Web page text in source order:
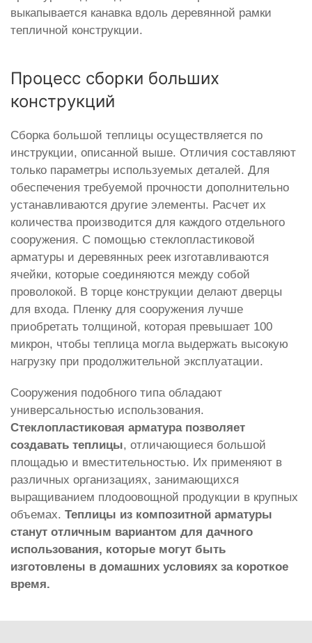
выкапывается канавка вдоль деревянной рамки
тепличной конструкции.
Процесс сборки больших
конструкций
Сборка большой теплицы осуществляется по
инструкции, описанной выше. Отличия составляют
только параметры используемых деталей. Для
обеспечения требуемой прочности дополнительно
устанавливаются другие элементы. Расчет их
количества производится для каждого отдельного
сооружения. С помощью стеклопластиковой
арматуры и деревянных реек изготавливаются
ячейки, которые соединяются между собой
проволокой. В торце конструкции делают дверцы
для входа. Пленку для сооружения лучше
приобретать толщиной, которая превышает 100
микрон, чтобы теплица могла выдержать высокую
нагрузку при продолжительной эксплуатации.
Сооружения подобного типа обладают
универсальностью использования.
Стеклопластиковая арматура позволяет
создавать теплицы, отличающиеся большой
площадью и вместительностью. Их применяют в
различных организациях, занимающихся
выращиванием плодоовощной продукции в крупных
объемах. Теплицы из композитной арматуры
станут отличным вариантом для дачного
использования, которые могут быть
изготовлены в домашних условиях за короткое
время.